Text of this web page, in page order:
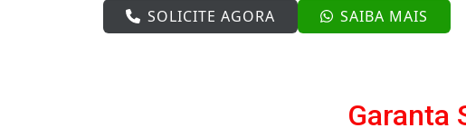
SOLICITE AGORA SAIBA MAIS
Garanta